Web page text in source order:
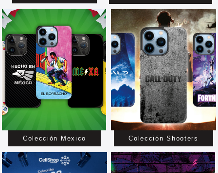
Colección Mexico Colección Shooters